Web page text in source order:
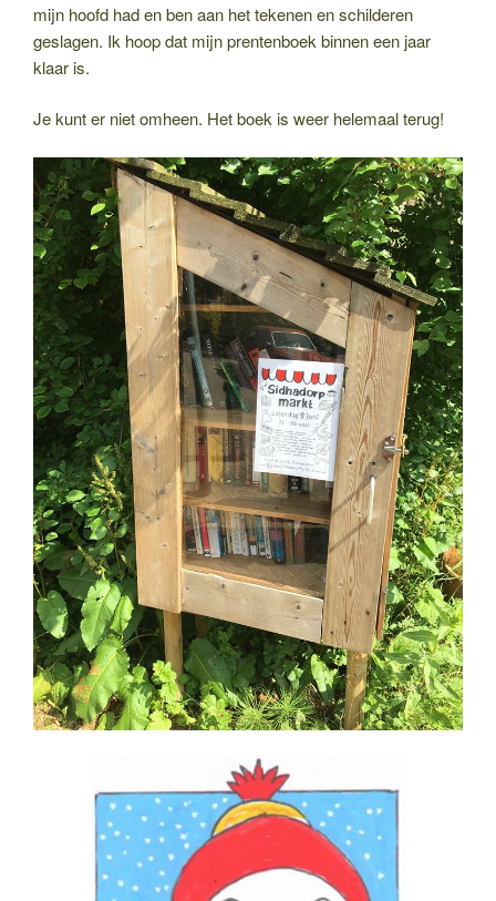
mijn hoofd had en ben aan het tekenen en schilderen
geslagen. Ik hoop dat mijn prentenboek binnen een jaar
klaar is.
Je kunt er niet omheen. Het boek is weer helemaal terug!